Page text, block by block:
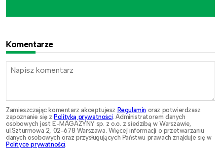
Komentarze
Zamieszczając komentarz akceptujesz Regulamin oraz potwierdzasz
zapoznanie się z Polityką prywatności. Administratorem danych
osobowych jest E-MAGAZYNY sp. z o.o. z siedzibą w Warszawie,
ul.Szturmowa 2, 02-678 Warszawa. Więcej informacji o przetwarzaniu
danych osobowych oraz przysługujących Państwu prawach znajduje się w
Polityce prywatności.